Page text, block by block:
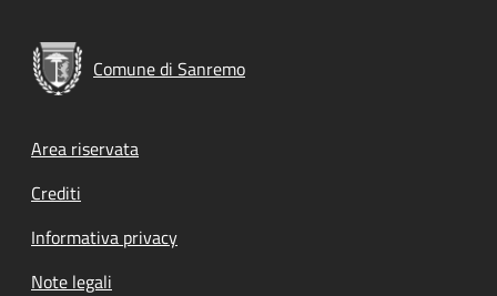
Comune di Sanremo
Footer menu
Area riservata
Crediti
Informativa privacy
Note legali